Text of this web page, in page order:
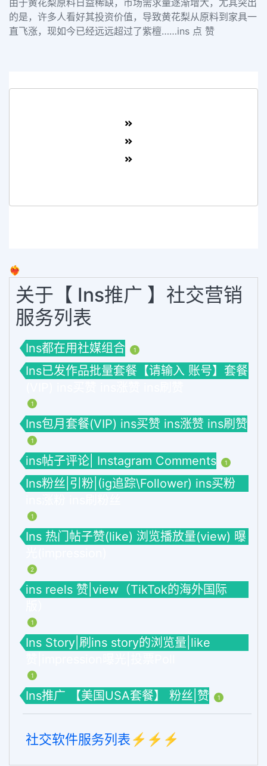
由于黄花梨原料日益稀缺，市场需求量逐渐增大，尤其突出
的是，许多人看好其投资价值，导致黄花梨从原料到家具一
直飞涨，现如今已经远远超过了紫檀……ins 点 赞
❤️‍🔥
关于【 Ins推广 】社交营销
服务列表
Ins都在用社媒组合 1
Ins已发作品批量套餐【请输入 账号】套餐
1
Ins包月套餐(VIP) ins买赞 ins涨赞 ins刷赞
1
ins帖子评论| Instagram Comments 1
Ins粉丝|引粉|(ig追踪\Follower) ins买粉
1
Ins 热门帖子赞(like) 浏览播放量(view) 曝
2
ins reels 赞|view（TikTok的海外国际
1
Ins Story|刷ins story的浏览量|like
1
Ins推广 【美国USA套餐】 粉丝|赞 1
社交软件服务列表⚡️⚡️⚡️